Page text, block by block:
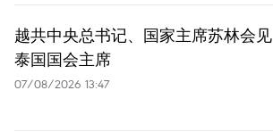
越共中央总书记、国家主席苏林会见
泰国国会主席
07/08/2026 13:47